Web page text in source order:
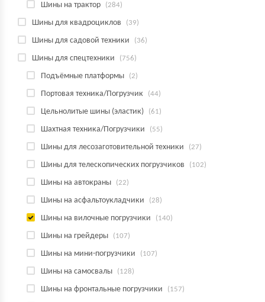
Шины на трактор (284)
Шины для квадроциклов (39)
Шины для садовой техники (36)
Шины для спецтехники (756)
Подъёмные платформы (2)
Портовая техника/Погрузчик (44)
Цельнолитые шины (эластик) (61)
Шахтная техника/Погрузчики (55)
Шины для лесозаготовительной техники (27)
Шины для телескопических погрузчиков (102)
Шины на автокраны (22)
Шины на асфальтоукладчики (28)
Шины на вилочные погрузчики (140)
Шины на грейдеры (107)
Шины на мини-погрузчики (107)
Шины на самосвалы (128)
Шины на фронтальные погрузчики (157)